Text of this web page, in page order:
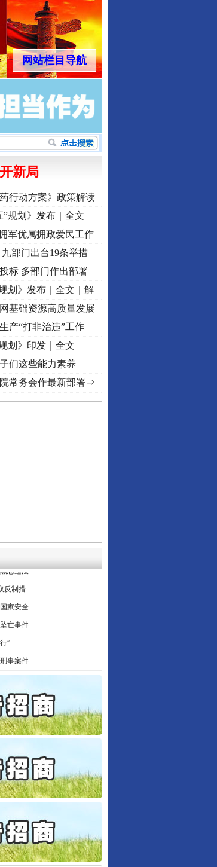
网站栏目导航
奋进复兴征程丨“转折之城”激荡..
新局
行动方案》政策解读
”规划》发布｜全文
军优属拥政爱民工作
部门出台19条举措
标 多部门作出部署
划》发布｜全文｜解
基础资源高质量发展
产“打非治违”工作
划》印发｜全文
们这些能力素养
常务会作最新部署⇒
恶违法..
反制措..
家安全..
亡事件
”
事案件
委会挂..
场老年..
促和..
分走一..
力管教..
恶违法..
反制措..
家安全..
亡事件
”